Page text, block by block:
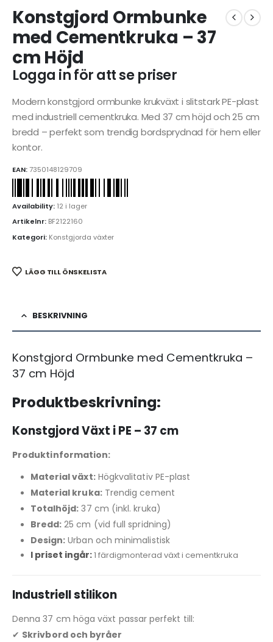
Konstgjord Ormbunke
med Cementkruka – 37
cm Höjd
Logga in för att se priser
Modern konstgjord ormbunke krukväxt i slitstark PE-plast
med industriell cementkruka. Med 37 cm höjd och 25 cm
bredd – perfekt som trendig bordsprydnad för hem eller
kontor.
EAN:7350148129709
Availability: 12 i lager
Artikelnr: BF2122160
Kategori: Konstgjorda växter
LÄGG TILL ÖNSKELISTA
BESKRIVNING
Konstgjord Ormbunke med Cementkruka –
37 cm Höjd
Produktbeskrivning:
Konstgjord Växt i PE – 37 cm
Produktinformation:
Material växt:Högkvalitativ PE-plast
Material kruka:Trendig cement
Totalhöjd: 37 cm (inkl. kruka)
Bredd: 25 cm (vid full spridning)
Design: Urban och minimalistisk
I priset ingår:1 färdigmonterad växt i cementkruka
Industriell stilikon
Denna 37 cm höga växt passar perfekt till:
✔ Skrivbord och byråer